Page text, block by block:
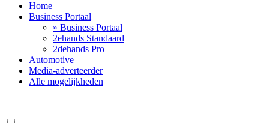
Home
Business Portaal
» Business Portaal
2ehands Standaard
2dehands Pro
Automotive
Media-adverteerder
Alle mogelijkheden